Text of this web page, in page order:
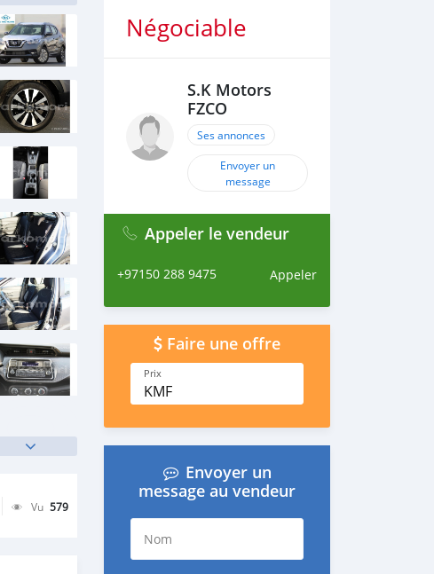
Vu 579
Négociable
S.K Motors
FZCO
Ses annonces
Envoyer un
message
Appeler le vendeur
+97150 288 9475 Appeler
Faire une offre
Prix
KMF
Envoyer un
message au vendeur
Nom